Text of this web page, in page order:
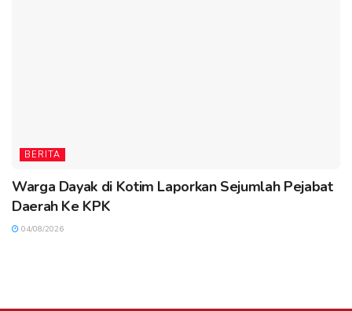
BERITA
Warga Dayak di Kotim Laporkan Sejumlah Pejabat
Daerah Ke KPK
04/08/2026